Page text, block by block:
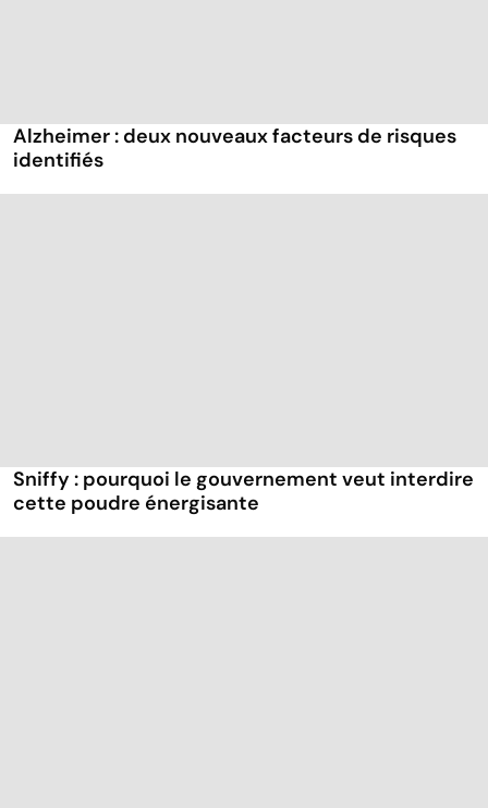
Alzheimer : deux nouveaux facteurs de risques
identifiés
Sniffy : pourquoi le gouvernement veut interdire
cette poudre énergisante